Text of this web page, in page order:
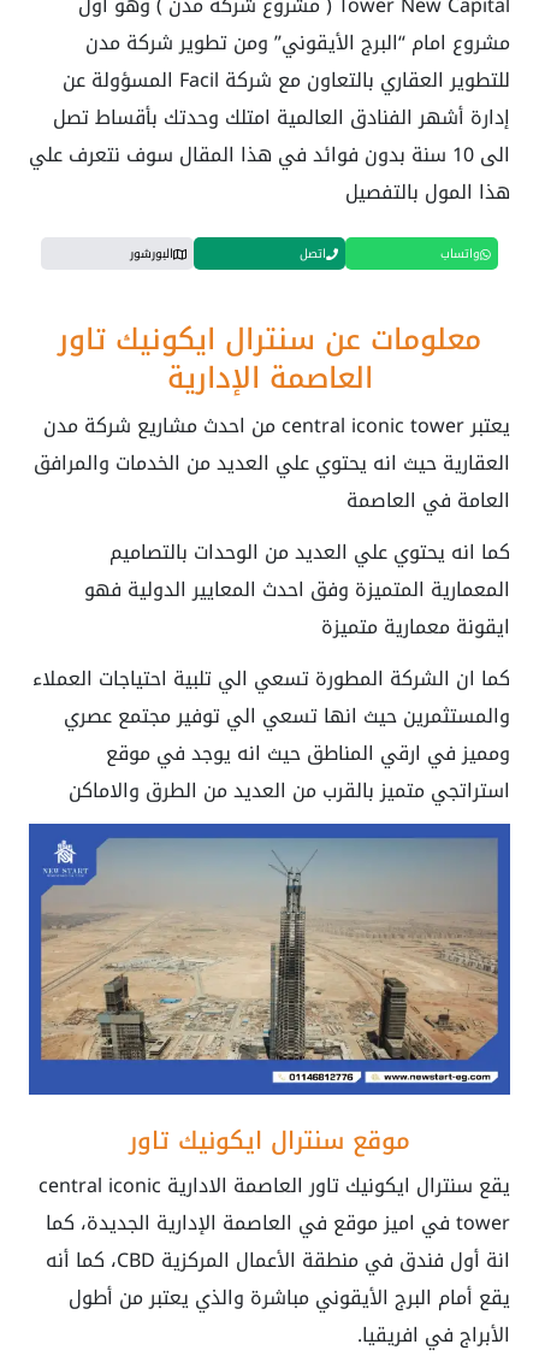
مشروع امام “البرج الأيقوني” ومن تطوير شركة مدن
للتطوير العقاري بالتعاون مع شركة Facil المسؤولة عن
إدارة أشهر الفنادق العالمية امتلك وحدتك بأقساط تصل
الى 10 سنة بدون فوائد في هذا المقال سوف نتعرف علي
هذا المول بالتفصيل
واتساب اتصل البورشور
معلومات عن سنترال ايكونيك تاور
العاصمة الإدارية
يعتبرcentral iconic tower من احدث مشاريع شركة مدن
العقارية حيث انه يحتوي علي العديد من الخدمات والمرافق
العامة في العاصمة
كما انه يحتوي علي العديد من الوحدات بالتصاميم
المعمارية المتميزة وفق احدث المعايير الدولية فهو
ايقونة معمارية متميزة
كما ان الشركة المطورة تسعي الي تلبية احتياجات العملاء
والمستثمرين حيث انها تسعي الي توفير مجتمع عصري
ومميز في ارقي المناطق حيث انه يوجد في موقع
استراتجي متميز بالقرب من العديد من الطرق والاماكن
موقع سنترال ايكونيك تاور
يقع سنترال ايكونيك تاور العاصمة الادارية central iconic
towerفي اميز موقع في العاصمة الإدارية الجديدة، كما
انة أول فندق في منطقة الأعمال المركزية CBD، كما أنه
يقع أمام البرج الأيقوني مباشرة والذي يعتبر من أطول
الأبراج في افريقيا.